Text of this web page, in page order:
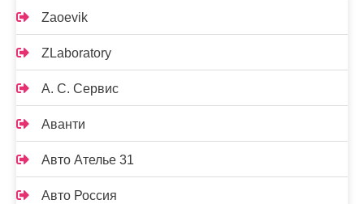
Zaoevik
ZLaboratory
А. С. Сервис
Аванти
Авто Ателье 31
Авто Россия